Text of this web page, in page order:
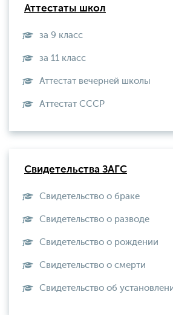
Аттестаты школ
за 9 класс
за 11 класс
Аттестат вечерней школы
Aттестат СССР
Свидетельства ЗАГС
Свидетельство о браке
Свидетельство о разводе
Свидетельство о рождении
Свидетельство о смерти
Свидетельство об